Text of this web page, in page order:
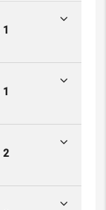
1
1
2